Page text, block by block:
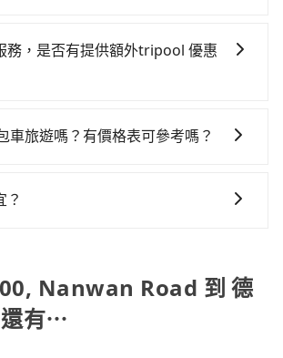
，換句話說，臨時要叫小黃的難度是雙
，且No. 100, Nanwan Road並未位於
路。但如果全程使用tripool並到府專
元的交通費，所以對於不是這麼趕
加收100~2,000元不等的費用。由於
司都沒有提供甲租乙還的服務，假設
，如德立莊酒店的室內設施非常豐富
車行營業時間做租還動作，另外承租
是說要臨時叫到小黃的難度是台北或新
再加上屏東縣有些計程車司機不按錶計
從No. 100, Nanwan Road到德立莊
全額退費，且不收取任何手續費。
務，是否有提供額外tripool 優惠
定去程時勾選下方選項：「預定來
旅遊嗎？有價格表可參考嗎？
包車旅遊，從單純的單趟接送到算時間
價格可能跟其他車隊相差無幾，但是
或者單程專車服務者，敢大聲說我們
網站上可直接挑選小轎車、休旅車、
？
、特殊需求來搜尋適合的旅店與房
常價格是官網的6~8折，如果又有加入
的信用卡，還可以累積點數做現金回
Nanwan Road 到 德
還有⋯